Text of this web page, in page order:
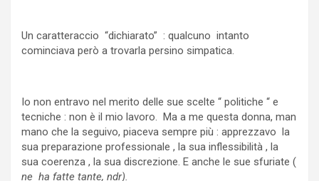
Un caratteraccio “dichiarato” : qualcuno intanto
cominciava però a trovarla persino simpatica.
Io non entravo nel merito delle sue scelte “ politiche “ e
tecniche : non è il mio lavoro. Ma a me questa donna, man
mano che la seguivo, piaceva sempre più : apprezzavo la
sua preparazione professionale , la sua inflessibilità , la
sua coerenza , la sua discrezione. E anche le sue sfuriate (
ne ha fatte tante, ndr).